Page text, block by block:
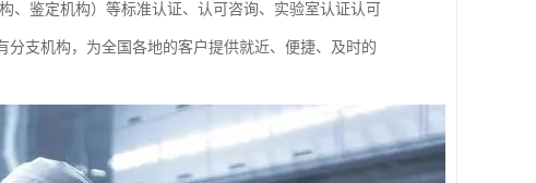
、鉴定机构）等标准认证、认可咨询、实验室认证认可
支机构，为全国各地的客户提供就近、便捷、及时的